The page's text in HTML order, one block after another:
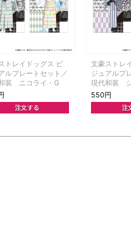
トレイドッグス ビ
ルプレートセット／
装 ニコライ・G
文豪ストレ
ジュアルプ
現代和装
550円